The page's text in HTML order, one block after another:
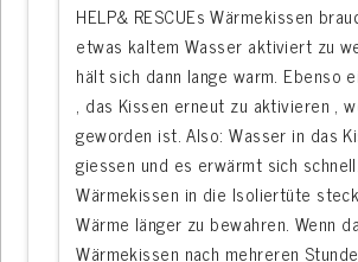
HELP& RESCUEs Wärmekissen
etwas kaltem Wasser aktiviert zu
hält sich dann lange warm. Ebenso
, das Kissen erneut zu aktivieren ,
geworden ist. Also: Wasser in das
giessen und es erwärmt sich
Wärmekissen in die Isoliertüte
Wärme länger zu bewahren. Wenn
Wärmekissen nach mehreren